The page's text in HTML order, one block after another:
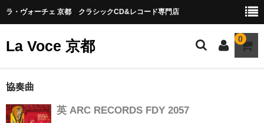
ラ・ヴォーチェ 京都 クラシックCD&レコード専門店
La Voce 京都 0
CATALOG LP
New arrival
協奏曲
英 ARC RECORDS FDY 2057